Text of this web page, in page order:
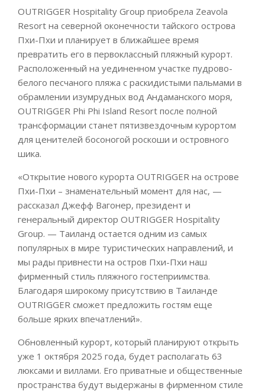
OUTRIGGER Hospitality Group приобрела Zeavola
Resort на северной оконечности тайского острова
Пхи-Пхи и планирует в ближайшее время
превратить его в первоклассный пляжный курорт.
Расположенный на уединенном участке пудрово-
белого песчаного пляжа с раскидистыми пальмами в
обрамлении изумрудных вод Андаманского моря,
OUTRIGGER Phi Phi Island Resort после полной
трансформации станет пятизвездочным курортом
для ценителей босоногой роскоши и островного
шика.
«Открытие нового курорта OUTRIGGER на острове
Пхи-Пхи – знаменательный момент для нас, —
рассказал Джефф Вагонер, президент и
генеральный директор OUTRIGGER Hospitality
Group. — Таиланд остается одним из самых
популярных в мире туристических направлений, и
мы рады привнести на остров Пхи-Пхи наш
фирменный стиль пляжного гостеприимства.
Благодаря широкому присутствию в Таиланде
OUTRIGGER сможет предложить гостям еще
больше ярких впечатлений».
Обновленный курорт, который планируют открыть
уже 1 октября 2025 года, будет располагать 63
люксами и виллами. Его приватные и общественные
пространства будут выдержаны в фирменном стиле